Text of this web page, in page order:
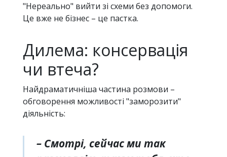
"Нереально" вийти зі схеми без допомоги.
Це вже не бізнес – це пастка.
Дилема: консервація
чи втеча?
Найдраматичніша частина розмови –
обговорення можливості "заморозити"
діяльність:
– Смотрі, сейчас ми так